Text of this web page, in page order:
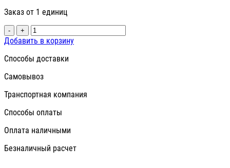
Заказ от 1 единиц
- +
Добавить в корзину
Способы доставки
Самовывоз
Транспортная компания
Способы оплаты
Оплата наличными
Безналичный расчет